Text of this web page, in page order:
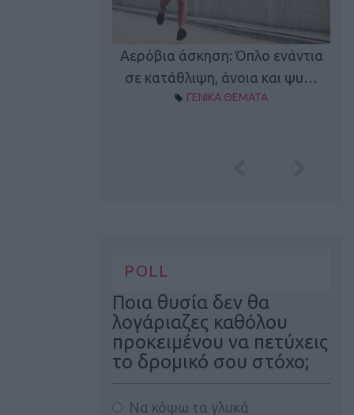
Αερόβια άσκηση: Όπλο ενάντια
σε κατάθλιψη, άνοια και ψυ…
ΓΕΝΙΚΑ ΘΕΜΑΤΑ
POLL
Ποια θυσία δεν θα
λογάριαζες καθόλου
προκειμένου να πετύχεις
το δρομικό σου στόχο;
Να κόψω τα γλυκά